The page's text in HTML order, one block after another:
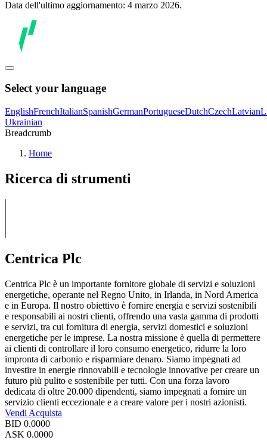
Data dell'ultimo aggiornamento: 4 marzo 2026.
Select your language
EnglishFrenchItalianSpanishGermanPortugueseDutchCzechLatvian
Ukrainian
Breadcrumb
Home
Ricerca di strumenti
Centrica Plc
Centrica Plc è un importante fornitore globale di servizi e soluzioni
energetiche, operante nel Regno Unito, in Irlanda, in Nord America
e in Europa. Il nostro obiettivo è fornire energia e servizi sostenibili
e responsabili ai nostri clienti, offrendo una vasta gamma di prodotti
e servizi, tra cui fornitura di energia, servizi domestici e soluzioni
energetiche per le imprese. La nostra missione è quella di permettere
ai clienti di controllare il loro consumo energetico, ridurre la loro
impronta di carbonio e risparmiare denaro. Siamo impegnati ad
investire in energie rinnovabili e tecnologie innovative per creare un
futuro più pulito e sostenibile per tutti. Con una forza lavoro
dedicata di oltre 20.000 dipendenti, siamo impegnati a fornire un
servizio clienti eccezionale e a creare valore per i nostri azionisti.
Vendi Acquista
BID 0.0000
ASK 0.0000